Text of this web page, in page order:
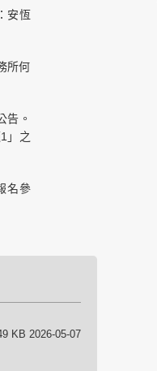
安恆
所何
告。
」之
名參
KB 2026-05-07